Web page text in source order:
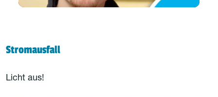
Stromausfall
Licht aus!